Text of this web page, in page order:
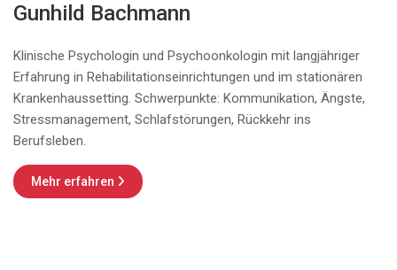
Gunhild Bachmann
Klinische Psychologin und Psychoonkologin mit langjähriger
Erfahrung in Rehabilitationseinrichtungen und im stationären
Krankenhaussetting. Schwerpunkte: Kommunikation, Ängste,
Stressmanagement, Schlafstörungen, Rückkehr ins
Berufsleben.
Mehr erfahren 